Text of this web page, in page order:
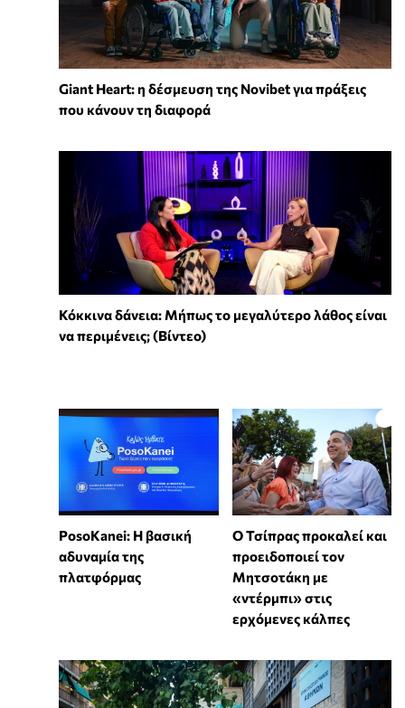
Giant Heart: η δέσμευση της Novibet για πράξεις
που κάνουν τη διαφορά
Κόκκινα δάνεια: Μήπως το μεγαλύτερο λάθος είναι
να περιμένεις; (Βίντεο)
PosoKanei: Η βασική
αδυναμία της
πλατφόρμας
Ο Τσίπρας προκαλεί και
προειδοποιεί τον
Μητσοτάκη με
«ντέρμπι» στις
ερχόμενες κάλπες